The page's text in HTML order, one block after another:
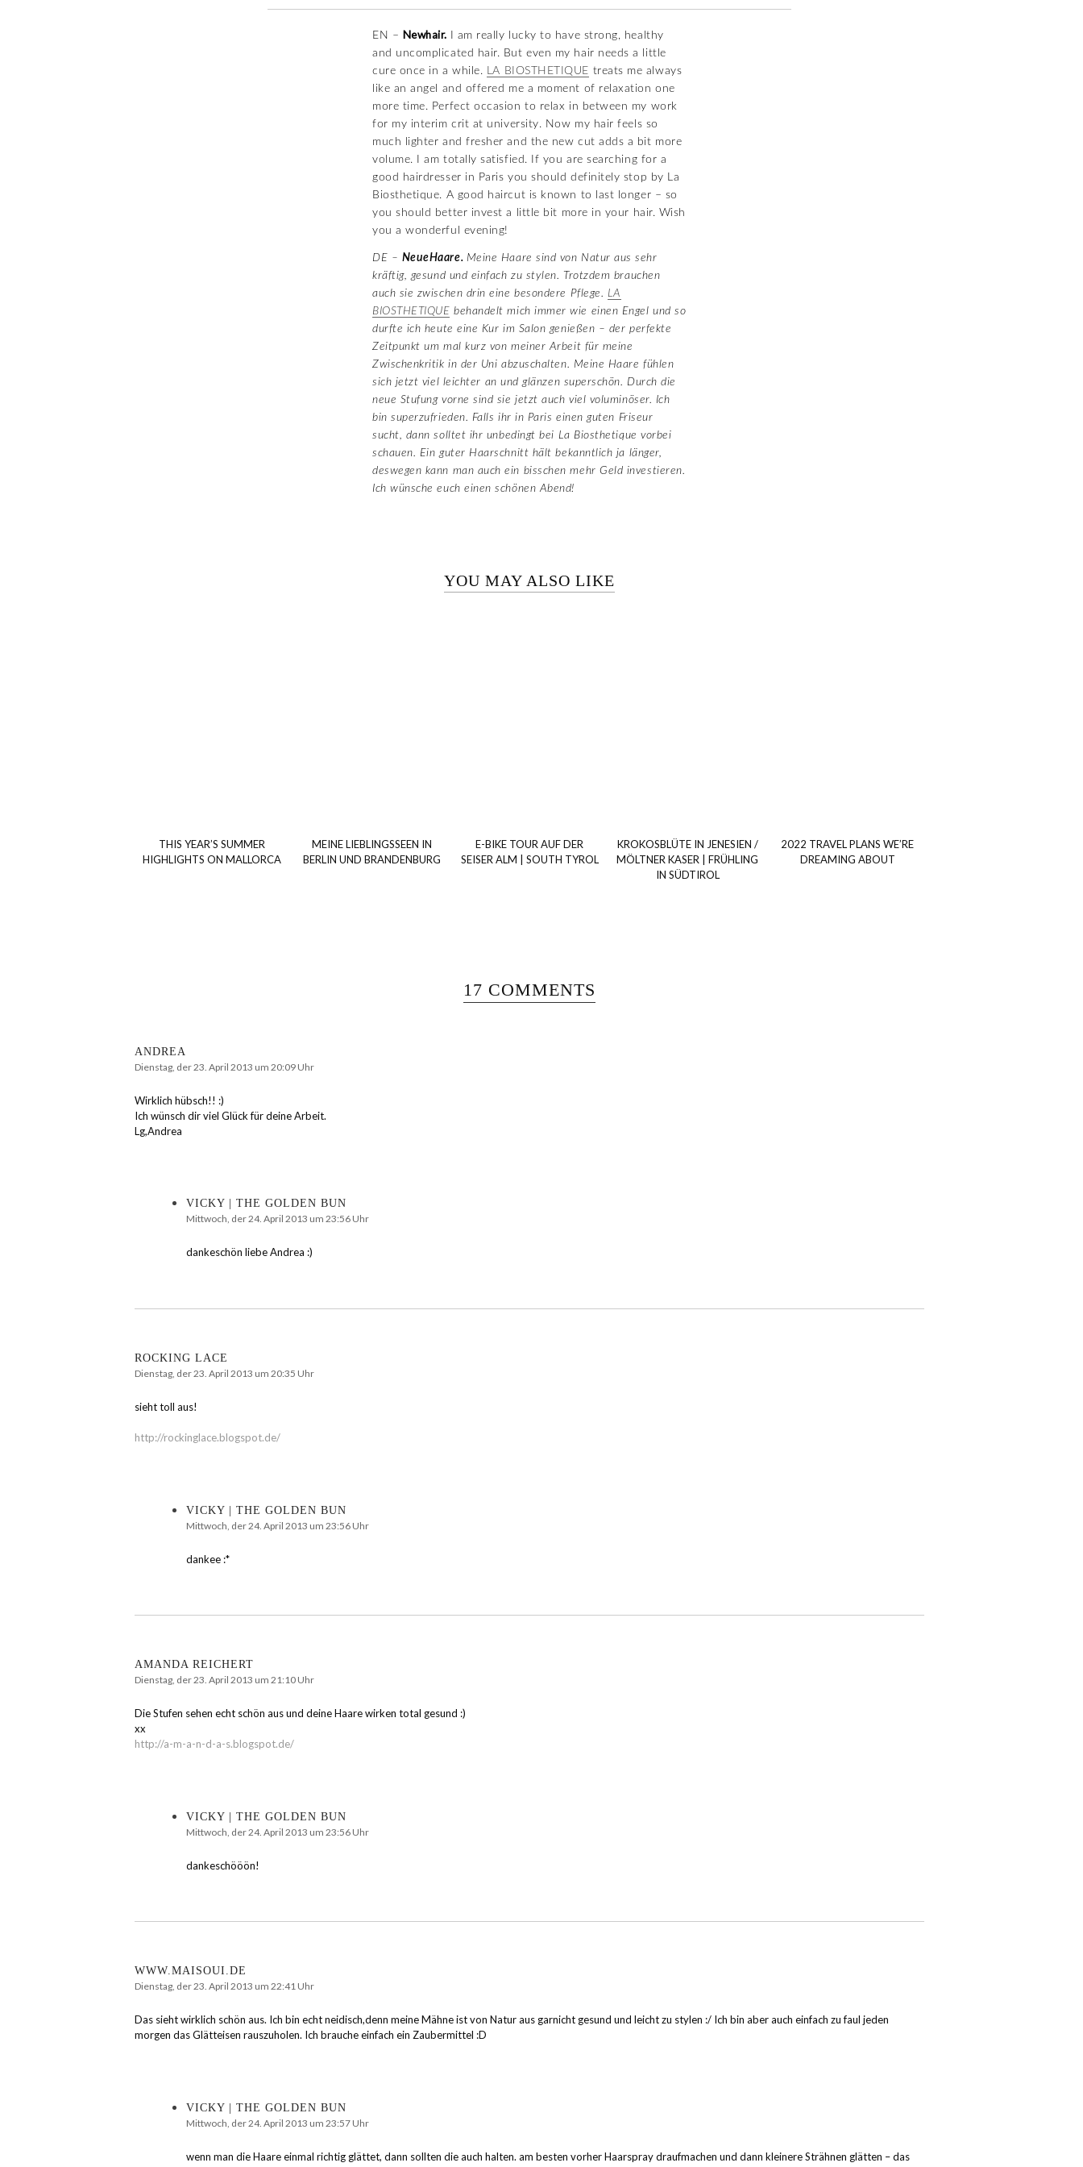
EN – Newhair.
I am really lucky to have strong, healthy
and uncomplicated hair. But even my hair needs a little
cure once in a while. LA BIOSTHETIQUE treats me always
like an angel and offered me a moment of relaxation one
more time. Perfect occasion to relax in between my work
for my interim crit at university. Now my hair feels so
much lighter and fresher and the new cut adds a bit more
volume. I am totally satisfied. If you are searching for a
good hairdresser in Paris you should definitely stop by La
Biosthetique. A good haircut is known to last longer – so
you should better invest a little bit more in your hair. Wish
you a wonderful evening!
DE – NeueHaare. Meine Haare sind von Natur aus sehr
kräftig, gesund und einfach zu stylen. Trotzdem brauchen
auch sie zwischen drin eine besondere Pflege. LA
BIOSTHETIQUE behandelt mich immer wie einen Engel und so
durfte ich heute eine Kur im Salon genießen – der perfekte
Zeitpunkt um mal kurz von meiner Arbeit für meine
Zwischenkritik in der Uni abzuschalten. Meine Haare fühlen
sich jetzt viel leichter an und glänzen superschön. Durch die
neue Stufung vorne sind sie jetzt auch viel voluminöser. Ich
bin superzufrieden. Falls ihr in Paris einen guten Friseur
sucht, dann solltet ihr unbedingt bei La Biosthetique vorbei
schauen. Ein guter Haarschnitt hält bekanntlich ja länger,
deswegen kann man auch ein bisschen mehr Geld investieren.
Ich wünsche euch einen schönen Abend!
YOU MAY ALSO LIKE
THIS YEAR’S SUMMER
HIGHLIGHTS ON MALLORCA
MEINE LIEBLINGSSEEN IN
BERLIN UND BRANDENBURG
E-BIKE TOUR AUF DER
SEISER ALM | SOUTH TYROL
KROKOSBLÜTE IN JENESIEN /
MÖLTNER KASER | FRÜHLING
IN SÜDTIROL
2022 TRAVEL PLANS WE’RE
DREAMING ABOUT
17 COMMENTS
ANDREA
Dienstag, der 23. April 2013 um 20:09 Uhr
Wirklich hübsch!! :)
Ich wünsch dir viel Glück für deine Arbeit.
Lg,Andrea
VICKY | THE GOLDEN BUN
Mittwoch, der 24. April 2013 um 23:56 Uhr
dankeschön liebe Andrea :)
ROCKING LACE
Dienstag, der 23. April 2013 um 20:35 Uhr
sieht toll aus!
http://rockinglace.blogspot.de/
VICKY | THE GOLDEN BUN
Mittwoch, der 24. April 2013 um 23:56 Uhr
dankee :*
AMANDA REICHERT
Dienstag, der 23. April 2013 um 21:10 Uhr
Die Stufen sehen echt schön aus und deine Haare wirken total gesund :)
xx
http://a-m-a-n-d-a-s.blogspot.de/
VICKY | THE GOLDEN BUN
Mittwoch, der 24. April 2013 um 23:56 Uhr
dankeschööön!
WWW.MAISOUI.DE
Dienstag, der 23. April 2013 um 22:41 Uhr
Das sieht wirklich schön aus. Ich bin echt neidisch,denn meine Mähne ist von Natur aus garnicht gesund und leicht zu stylen :/ Ich bin aber auch einfach zu faul jeden
morgen das Glätteisen rauszuholen. Ich brauche einfach ein Zaubermittel :D
VICKY | THE GOLDEN BUN
Mittwoch, der 24. April 2013 um 23:57 Uhr
wenn man die Haare einmal richtig glättet, dann sollten die auch halten. am besten vorher Haarspray draufmachen und dann kleinere Strähnen glätten – das